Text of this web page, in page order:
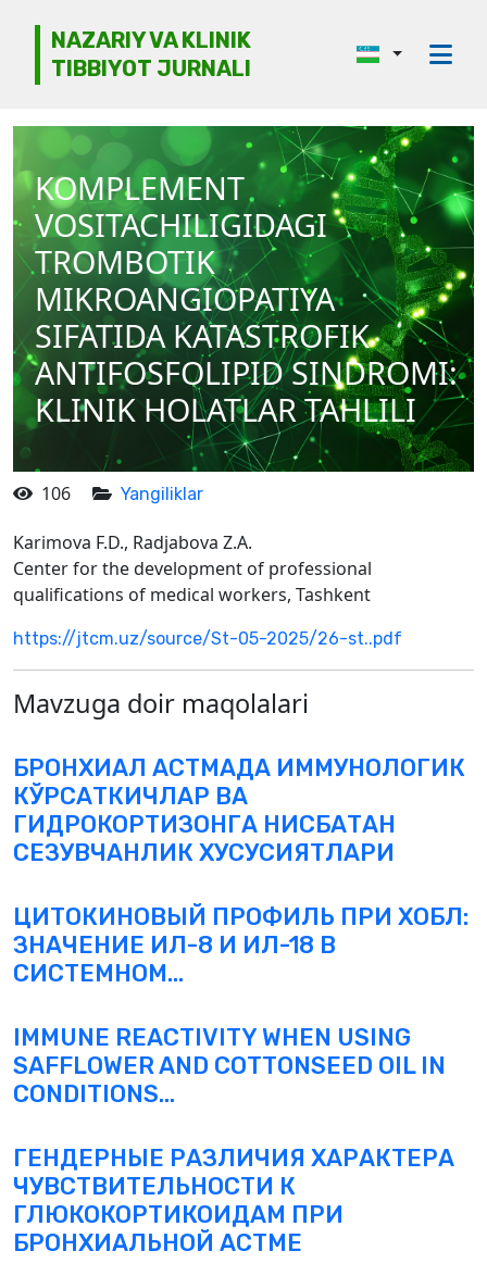
NAZARIY VA KLINIK
TIBBIYOT JURNALI
Tahririyat kengashi
Ko‘rib chiqish
Mualliflarga
Arxiv
Kontaktlar
KOMPLEMENT
VOSITACHILIGIDAGI
TROMBOTIK
MIKROANGIOPATIYA
SIFATIDA KATASTROFIK
ANTIFOSFOLIPID SINDROMI:
KLINIK HOLATLAR TAHLILI
106 Yangiliklar
Karimova F.D., Radjabova Z.A.
Center for the development of professional
qualifications of medical workers, Tashkent
https://jtcm.uz/source/St-05-2025/26-st..pdf
Mavzuga doir maqolalari
БРОНХИАЛ АСТМАДА ИММУНОЛОГИК
КЎРСАТКИЧЛАР ВА
ГИДРОКОРТИЗОНГА НИСБАТАН
СЕЗУВЧАНЛИК ХУСУСИЯТЛАРИ
ЦИТОКИНОВЫЙ ПРОФИЛЬ ПРИ ХОБЛ:
ЗНАЧЕНИЕ ИЛ-8 И ИЛ-18 В
СИСТЕМНОМ...
IMMUNE REACTIVITY WHEN USING
SAFFLOWER AND COTTONSEED OIL IN
CONDITIONS...
ГЕНДЕРНЫЕ РАЗЛИЧИЯ ХАРАКТЕРА
ЧУВСТВИТЕЛЬНОСТИ К
ГЛЮКОКОРТИКОИДАМ ПРИ
БРОНХИАЛЬНОЙ АСТМЕ